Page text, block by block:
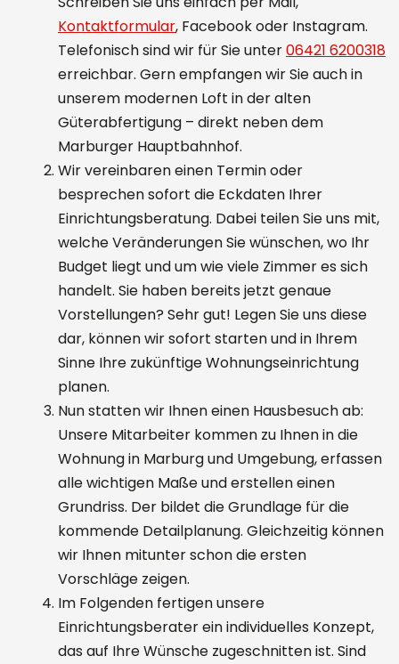
Kontaktformular, Facebook oder Instagram.
Telefonisch sind wir für Sie unter06421 6200318
erreichbar. Gern empfangen wir Sie auch in
unserem modernen Loft in der alten
Güterabfertigung – direkt neben dem
Marburger Hauptbahnhof.
Wir vereinbaren einen Termin oder
besprechen sofort die Eckdaten Ihrer
Einrichtungsberatung. Dabei teilen Sie uns mit,
welche Veränderungen Sie wünschen, wo Ihr
Budget liegt und um wie viele Zimmer es sich
handelt. Sie haben bereits jetzt genaue
Vorstellungen? Sehr gut! Legen Sie uns diese
dar, können wir sofort starten und in Ihrem
Sinne Ihre zukünftige Wohnungseinrichtung
planen.
Nun statten wir Ihnen einen Hausbesuch ab:
Unsere Mitarbeiter kommen zu Ihnen in die
Wohnung in Marburg und Umgebung, erfassen
alle wichtigen Maße und erstellen einen
Grundriss. Der bildet die Grundlage für die
kommende Detailplanung. Gleichzeitig können
wir Ihnen mitunter schon die ersten
Vorschläge zeigen.
Im Folgenden fertigen unsere
Einrichtungsberater ein individuelles Konzept,
das auf Ihre Wünsche zugeschnitten ist. Sind